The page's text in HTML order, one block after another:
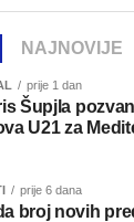
NAJNOVIJE
prije 1 dan
Šupjla
U21 za
prije 6 dana
broj novih